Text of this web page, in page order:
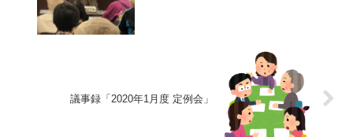
議事録「2020年1月度 定例会」